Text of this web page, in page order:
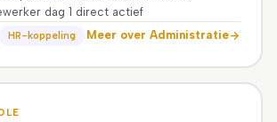
dag 1 direct actief
HR-koppeling Meer over Administratie